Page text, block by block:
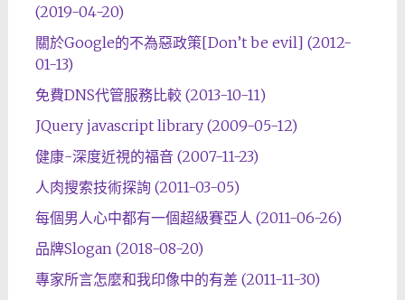
(2019-04-20)
關於Google的不為惡政策[Don’t be evil] (2012-
01-13)
免費DNS代管服務比較 (2013-10-11)
JQuery javascript library (2009-05-12)
健康-深度近視的福音 (2007-11-23)
人肉搜索技術探詢 (2011-03-05)
每個男人心中都有一個超級賽亞人 (2011-06-26)
品牌Slogan (2018-08-20)
專家所言怎麼和我印像中的有差 (2011-11-30)